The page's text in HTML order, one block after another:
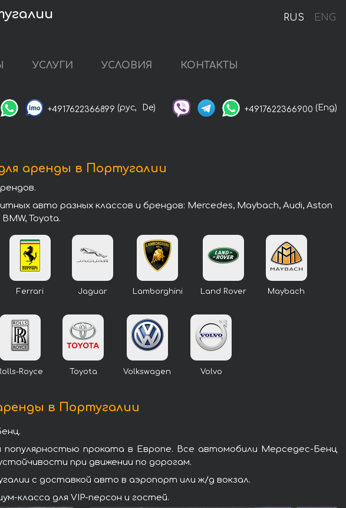
RUS ENG
УСЛУГИ УСЛОВИЯ КОНТАКТЫ
+4917622366899 (рус, De) +4917622366900 (Eng)
аренды в Португалии
авто разных классов и брендов: Mercedes, Maybach, Audi, Aston
Toyota.
Ferrari Jaguar Lamborghini Land Rover Maybach
Royce Toyota Volkswagen Volvo
в Португалии
проката в Европе. Все автомобили Мерседес-Бенц
при движении по дорогам.
с доставкой авто в аэропорт или ж/д вокзал.
класса для VIP-персон и гостей.